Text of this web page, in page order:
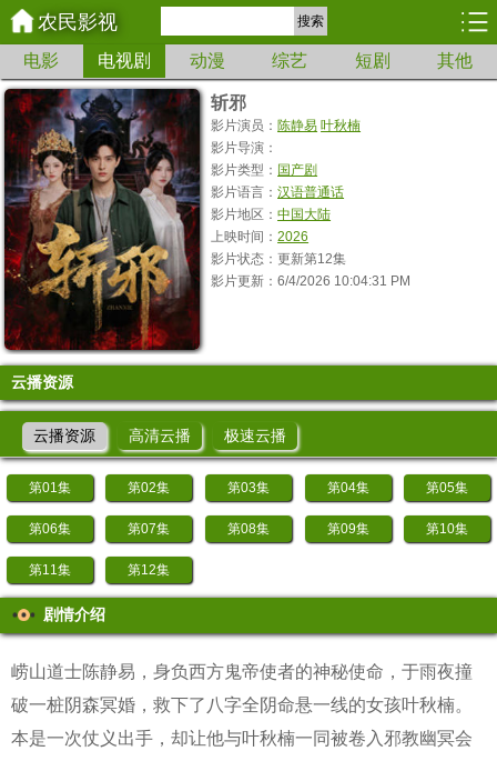
农民影视 搜索
电影 电视剧 动漫 综艺 短剧 其他
斩邪
影片演员： 陈静易 叶秋楠
影片导演：
影片类型： 国产剧
影片语言：汉语普通话
影片地区：中国大陆
上映时间：2026
影片状态：更新第12集
影片更新：6/4/2026 10:04:31 PM
云播资源
云播资源 高清云播 极速云播
第01集 第02集 第03集 第04集 第05集
第06集 第07集 第08集 第09集 第10集
第11集 第12集
剧情介绍
崂山道士陈静易，身负西方鬼帝使者的神秘使命，于雨夜撞
破一桩阴森冥婚，救下了八字全阴命悬一线的女孩叶秋楠。
本是一次仗义出手，却让他与叶秋楠一同被卷入邪教幽冥会